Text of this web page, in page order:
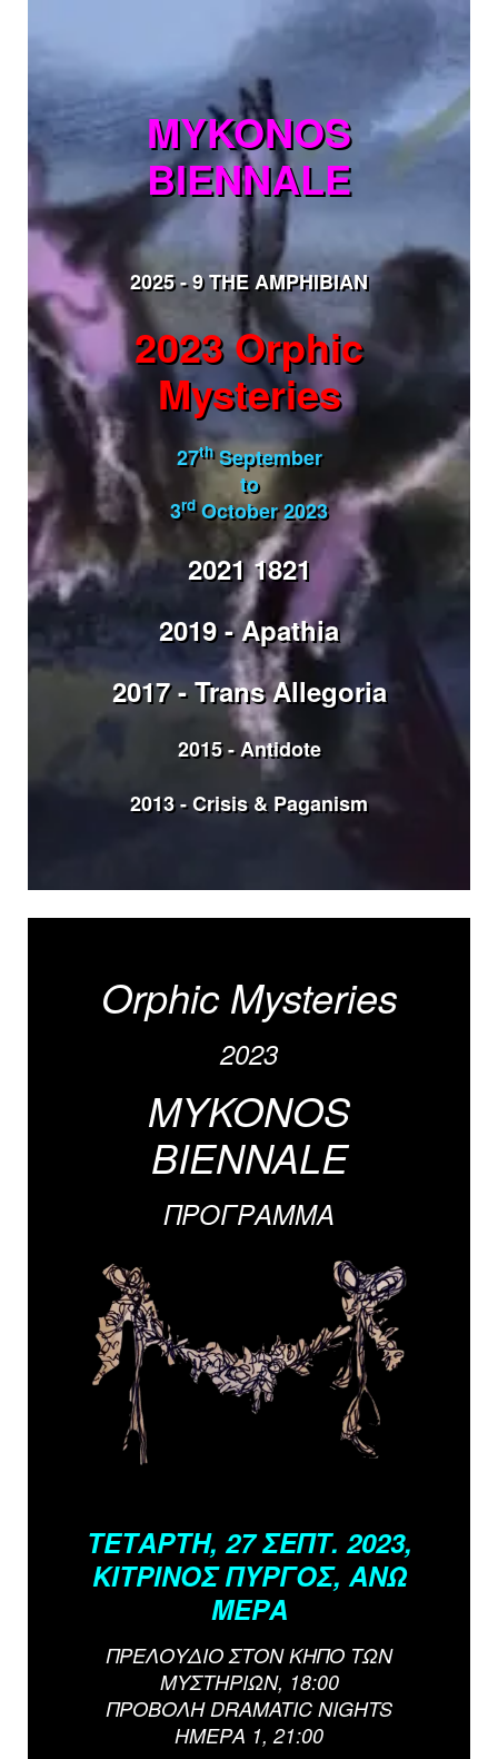
MYKONOS
BIENNALE
2025 - 9 THE AMPHIBIAN
2023 Orphic
Mysteries
27thSeptember
to
3rdOctober 2023
20211821
2019 - Apathia
2017 - Trans Allegoria
2015 - Antidote
2013 - Crisis & Paganism
Orphic Mysteries
2023
MYKONOS
BIENNALE
ΠΡΟΓΡΑΜΜΑ
ΤΕΤΑΡΤΗ, 27 ΣΕΠΤ. 2023,
ΚΙΤΡΙΝΟΣ ΠΥΡΓΟΣ, ΑΝΩ
ΜΕΡΑ
ΠΡΕΛΟΥΔΙΟ ΣΤΟΝ ΚΗΠΟ ΤΩΝ
ΜΥΣΤΗΡΙΩΝ, 18:00
ΠΡΟΒΟΛΗ DRAMATIC NIGHTS
ΗΜΕΡΑ 1, 21:00